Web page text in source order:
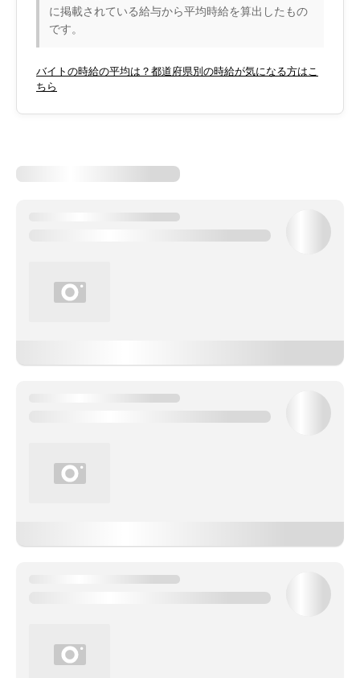
に掲載されている給与から平均時給を算出したもの
です。
バイトの時給の平均は？都道府県別の時給が気になる方はこ
ちら